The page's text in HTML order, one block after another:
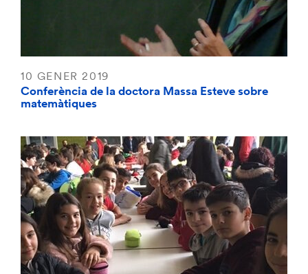
10 GENER 2019
Conferència de la doctora Massa Esteve sobre
matemàtiques